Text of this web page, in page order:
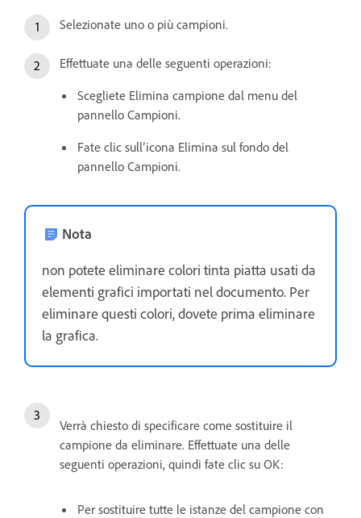
Selezionate uno o più campioni.
Effettuate una delle seguenti operazioni:
Scegliete Elimina campione dal menu del
pannello Campioni.
Fate clic sull’icona Elimina sul fondo del
pannello Campioni.
Nota
non potete eliminare colori tinta piatta usati da
elementi grafici importati nel documento. Per
eliminare questi colori, dovete prima eliminare
la grafica.
Verrà chiesto di specificare come sostituire il
campione da eliminare. Effettuate una delle
seguenti operazioni, quindi fate clic su OK:
Per sostituire tutte le istanze del campione con